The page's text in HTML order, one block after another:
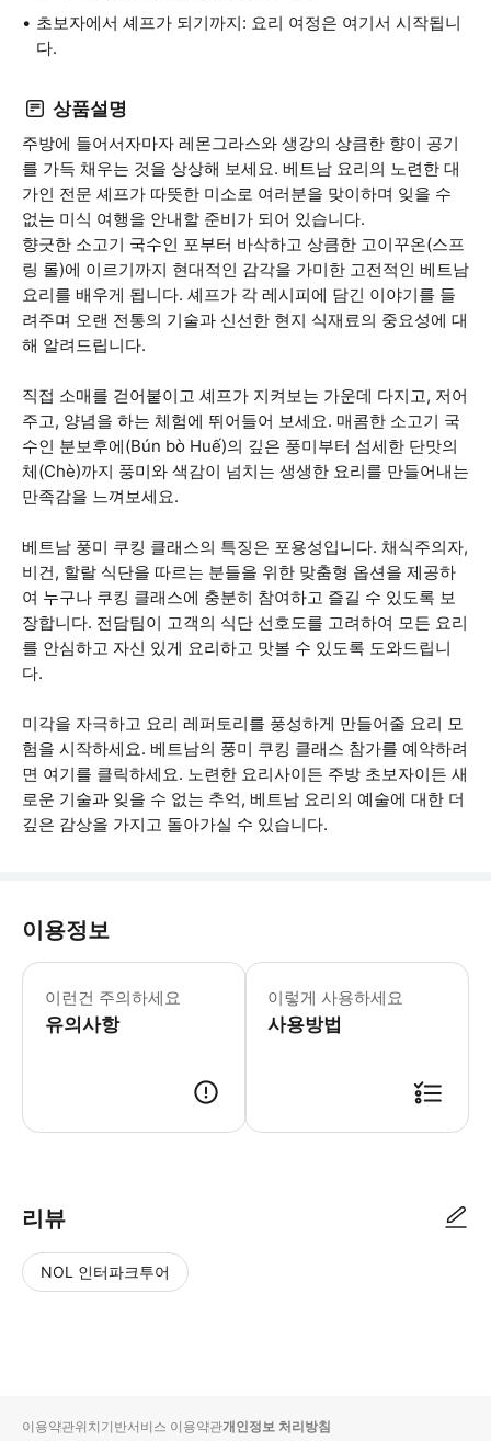
초보자에서 셰프가 되기까지: 요리 여정은 여기서 시작됩니
다.
상품설명
주방에 들어서자마자 레몬그라스와 생강의 상큼한 향이 공기
를 가득 채우는 것을 상상해 보세요. 베트남 요리의 노련한 대
가인 전문 셰프가 따뜻한 미소로 여러분을 맞이하며 잊을 수
없는 미식 여행을 안내할 준비가 되어 있습니다.
향긋한 소고기 국수인 포부터 바삭하고 상큼한 고이꾸온(스프
링 롤)에 이르기까지 현대적인 감각을 가미한 고전적인 베트남
요리를 배우게 됩니다. 셰프가 각 레시피에 담긴 이야기를 들
려주며 오랜 전통의 기술과 신선한 현지 식재료의 중요성에 대
해 알려드립니다.
직접 소매를 걷어붙이고 셰프가 지켜보는 가운데 다지고, 저어
주고, 양념을 하는 체험에 뛰어들어 보세요. 매콤한 소고기 국
수인 분보후에(Bún bò Huế)의 깊은 풍미부터 섬세한 단맛의
체(Chè)까지 풍미와 색감이 넘치는 생생한 요리를 만들어내는
만족감을 느껴보세요.
베트남 풍미 쿠킹 클래스의 특징은 포용성입니다. 채식주의자,
비건, 할랄 식단을 따르는 분들을 위한 맞춤형 옵션을 제공하
여 누구나 쿠킹 클래스에 충분히 참여하고 즐길 수 있도록 보
장합니다. 전담팀이 고객의 식단 선호도를 고려하여 모든 요리
를 안심하고 자신 있게 요리하고 맛볼 수 있도록 도와드립니
다.
미각을 자극하고 요리 레퍼토리를 풍성하게 만들어줄 요리 모
험을 시작하세요. 베트남의 풍미 쿠킹 클래스 참가를 예약하려
면 여기를 클릭하세요. 노련한 요리사이든 주방 초보자이든 새
로운 기술과 잊을 수 없는 추억, 베트남 요리의 예술에 대한 더
깊은 감상을 가지고 돌아가실 수 있습니다.
이용정보
이런건 주의하세요
유의사항
- 많은 음식이 준비될 예정이니 수업
이렇게 사용하세요
사용방법
리뷰
NOL 인터파크투어
입니
순
상
이용약관위치기반서비스 이용약관개인정보 처리방침